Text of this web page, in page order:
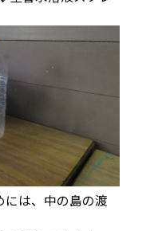
には、中の島の渡